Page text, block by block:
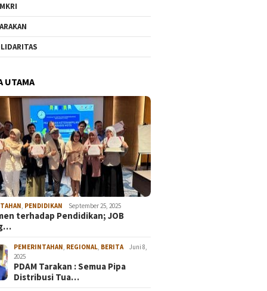
UTAMA
, PENDIDIKAN September 25, 2025
terhadap Pendidikan; JOB
PEMERINTAHAN, REGIONAL, BERITA
Juni 8,
2025
PDAM Tarakan : Semua Pipa
Distribusi Tua…